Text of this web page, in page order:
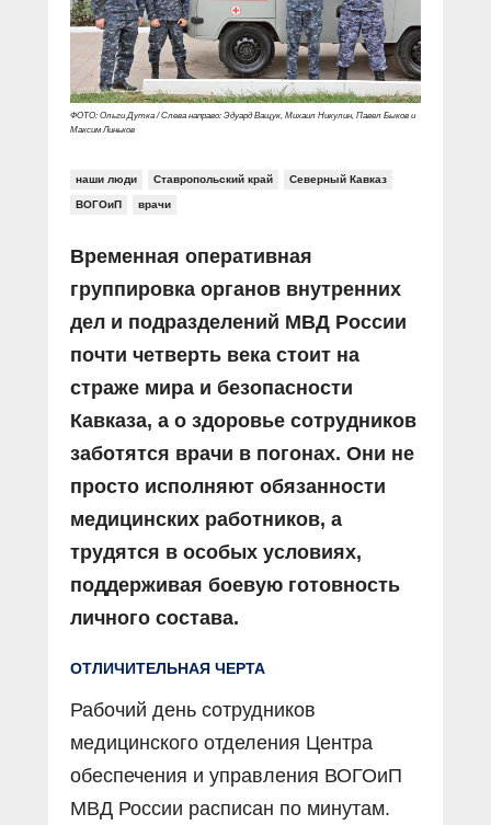
Социальные ролики
Документальные фильмы
Прямой разговор
В знании сила
Специальный репортаж
КиберПОСТОВОЙ
Газета «Щит и меч»
Журнал «Полиция России»
О ПОРТАЛЕ
Контакты
Вакансии
ФОТО: Ольги Дутка / Слева направо: Эдуард Ващук, Михаил Никулин, Павел Быков и
Максим Линьков
наши люди Ставропольский край Северный Кавказ
ВОГОиП врачи
Временная оперативная
группировка органов внутренних
дел и подразделений МВД России
почти четверть века стоит на
страже мира и безопасности
Кавказа, а о здоровье сотрудников
заботятся врачи в погонах. Они не
просто исполняют обязанности
медицинских работников, а
трудятся в особых условиях,
поддерживая боевую готовность
личного состава.
ОТЛИЧИТЕЛЬНАЯ ЧЕРТА
Рабочий день сотрудников
медицинского отделения Центра
обеспечения и управления ВОГОиП
МВД России расписан по минутам.